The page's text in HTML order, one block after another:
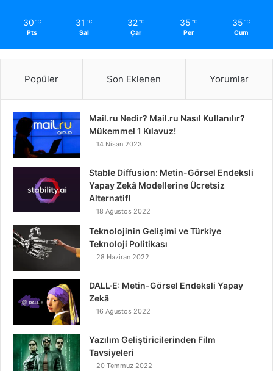
30 ℃
Pts
31 ℃
Sal
32 ℃
Çar
35 ℃
Per
35 ℃
Cum
Popüler Son Eklenen Yorumlar
Mail.ru Nedir? Mail.ru Nasıl Kullanılır?
Mükemmel 1 Kılavuz!
14 Nisan 2023
Stable Diffusion: Metin-Görsel Endeksli
Yapay Zekâ Modellerine Ücretsiz
Alternatif!
18 Ağustos 2022
Teknolojinin Gelişimi ve Türkiye
Teknoloji Politikası
28 Haziran 2022
DALL·E: Metin-Görsel Endeksli Yapay
Zekâ
16 Ağustos 2022
Yazılım Geliştiricilerinden Film
Tavsiyeleri
20 Temmuz 2022